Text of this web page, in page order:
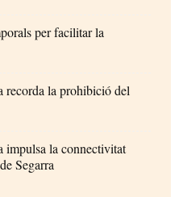
per facilitar la
la prohibició del
impulsa la connectivitat
Segarra